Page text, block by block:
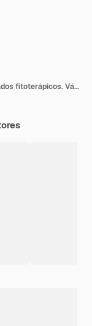
Frascos de shampoo orgânico com cuidados fitoterápicos. Várias plantas e cores. Menta, laranja e lavanda